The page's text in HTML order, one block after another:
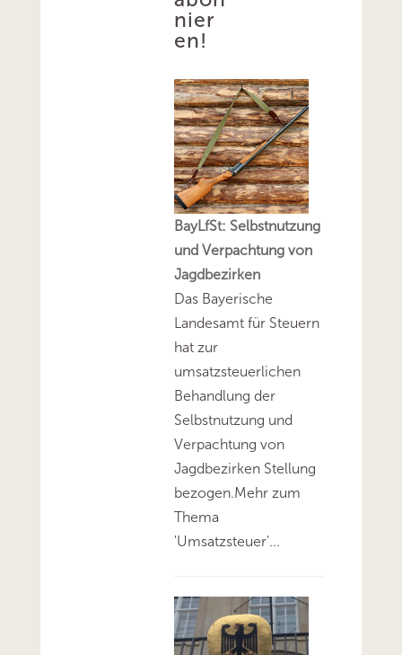
nier
en!
BayLfSt: Selbstnutzung
und Verpachtung von
Jagdbezirken
Das Bayerische
Landesamt für Steuern
hat zur
umsatzsteuerlichen
Behandlung der
Selbstnutzung und
Verpachtung von
Jagdbezirken Stellung
bezogen.Mehr zum
Thema
'Umsatzsteuer'...